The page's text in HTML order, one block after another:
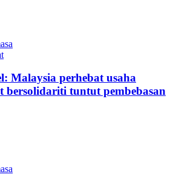
Malaysia perhebat usaha
tuntut pembebasan